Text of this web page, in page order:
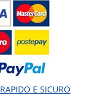
RAPIDO E SICURO